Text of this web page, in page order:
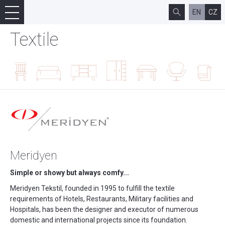
EN CZ
Textile
Meridyen
Simple or showy but always comfy...
Meridyen Tekstil, founded in 1995 to fulfill the textile
requirements of Hotels, Restaurants, Military facilities and
Hospitals, has been the designer and executor of numerous
domestic and international projects since its foundation.